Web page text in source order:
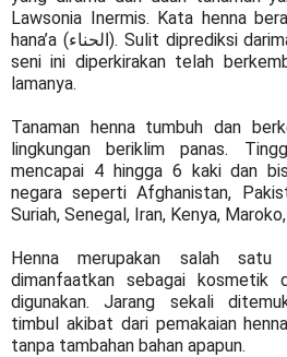
Lawsonia Inermis. Kata henna
hana’a (الحناء). Sulit diprediksi darimana henna berasal sebab
seni ini diperkirakan telah
lamanya.
Tanaman henna tumbuh dan
lingkungan beriklim panas.
mencapai 4 hingga 6 kaki dan
negara seperti Afghanistan,
Suriah, Senegal, Iran, Kenya,
Henna merupakan salah
dimanfaatkan sebagai kosmetik
digunakan. Jarang sekali
timbul akibat dari pemakaian
tanpa tambahan bahan apapun.